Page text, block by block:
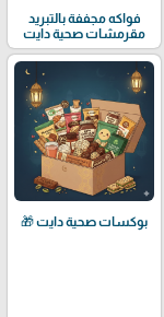
فواكه مجففة بالتبريد
مقرمشات صحية دايت
بوكسات صحية دايت 🎁